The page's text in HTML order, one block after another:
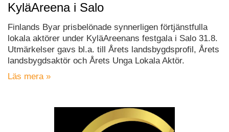
KyläAreena i Salo
Finlands Byar prisbelönade synnerligen förtjänstfulla
lokala aktörer under KyläAreenans festgala i Salo 31.8.
Utmärkelser gavs bl.a. till Årets landsbygdsprofil, Årets
landsbygdsaktör och Årets Unga Lokala Aktör.
Läs mera »